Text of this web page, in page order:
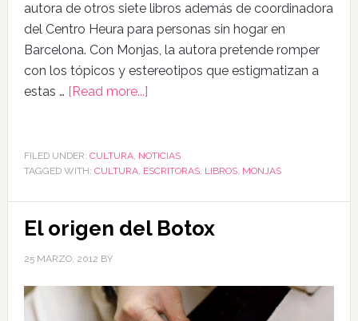
autora de otros siete libros además de coordinadora
del Centro Heura para personas sin hogar en
Barcelona. Con Monjas, la autora pretende romper
con los tópicos y estereotipos que estigmatizan a
estas … [Read more...]
FILED UNDER: CULTURA, NOTICIAS
TAGGED WITH: CULTURA, ESCRITORAS, LIBROS, MONJAS
El origen del Botox
25 MARZO, 2012 BY